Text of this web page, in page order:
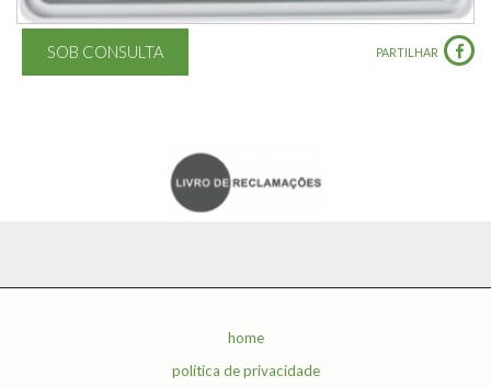
SOB CONSULTA PARTILHAR
home
política de privacidade